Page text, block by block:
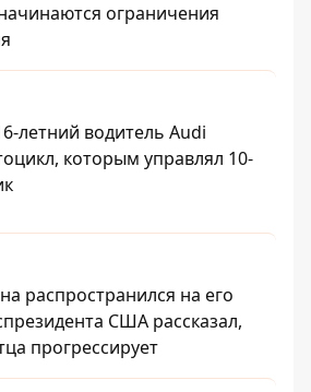
ограничения
летний водитель Audi
которым управлял 10-
распространился на его
США рассказал,
прогрессирует